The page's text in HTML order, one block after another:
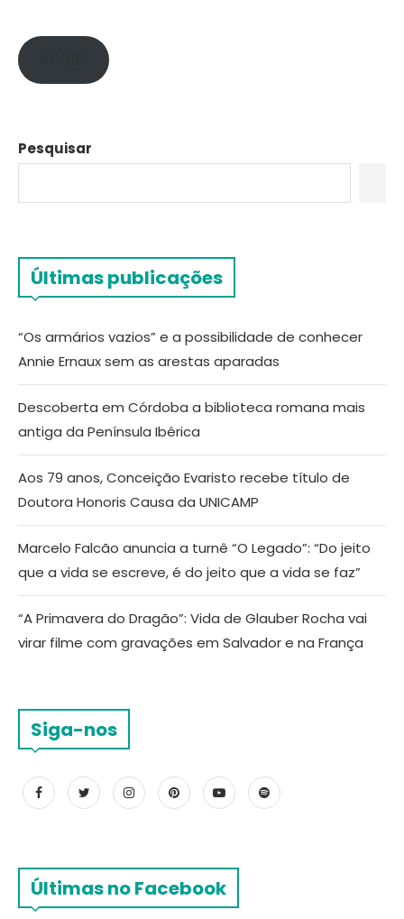
Pesquisar
Últimas publicações
“Os armários vazios” e a possibilidade de conhecer
Annie Ernaux sem as arestas aparadas
Descoberta em Córdoba a biblioteca romana mais
antiga da Península Ibérica
Aos 79 anos, Conceição Evaristo recebe título de
Doutora Honoris Causa da UNICAMP
Marcelo Falcão anuncia a turnê “O Legado”: “Do jeito
que a vida se escreve, é do jeito que a vida se faz”
“A Primavera do Dragão”: Vida de Glauber Rocha vai
virar filme com gravações em Salvador e na França
Siga-nos
Últimas no Facebook